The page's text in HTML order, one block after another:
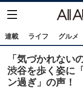
連載 ライフ グルメ
「気づかれない
渋谷を歩く姿に
ン過ぎ」の声！